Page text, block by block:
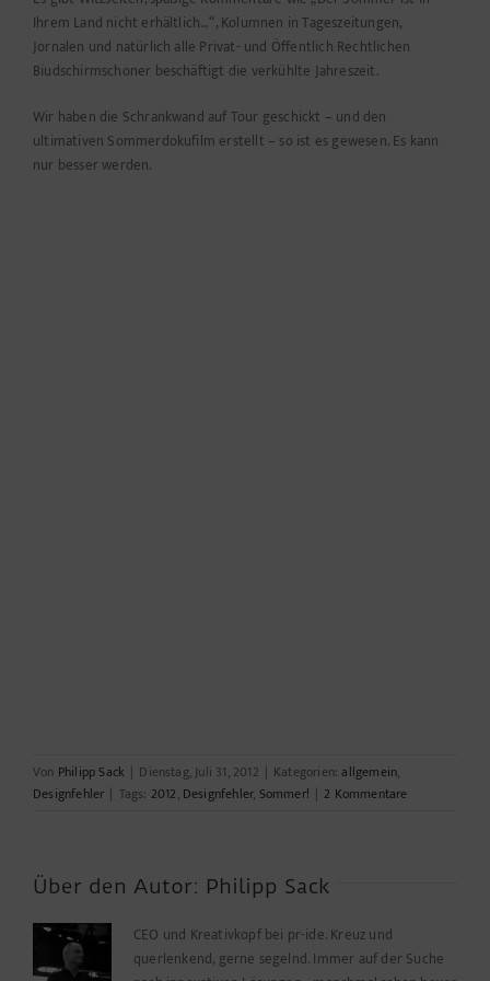
Ihrem Land nicht erhältlich…“, Kolumnen in Tageszeitungen,
Jornalen und natürlich alle Privat- und Öffentlich Rechtlichen
Biudschirmschoner beschäftigt die verkühlte Jahreszeit.
Wir haben die Schrankwand auf Tour geschickt – und den
ultimativen Sommerdokufilm erstellt – so ist es gewesen. Es kann
nur besser werden.
Von Philipp Sack | Dienstag, Juli 31, 2012 | Kategorien:allgemein,
Designfehler | Tags: 2012, Designfehler, Sommer! | 2 Kommentare
Über den Autor: Philipp Sack
CEO und Kreativkopf bei pr-ide. Kreuz und
querlenkend, gerne segelnd. Immer auf der Suche